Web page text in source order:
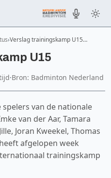
Verslag trainingskamp U15…
U15
·Bron: Badminton Nederland
spelers van de nationale
van der Aar, Tamara
Joran Kweekel, Thomas
afgelopen week
trainingskamp